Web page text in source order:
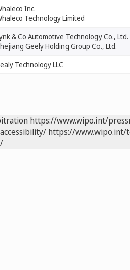
Inc.
Technology Limited
& Co Automotive Technology Co., Ltd.
Geely Holding Group Co., Ltd.
Technology LLC
https://www.wipo.int/
https://